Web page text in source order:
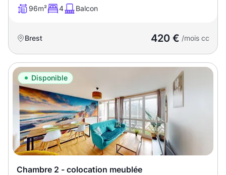
96m² 4 Balcon
Brest 420 € /mois cc
Disponible
Chambre 2 - colocation meublée